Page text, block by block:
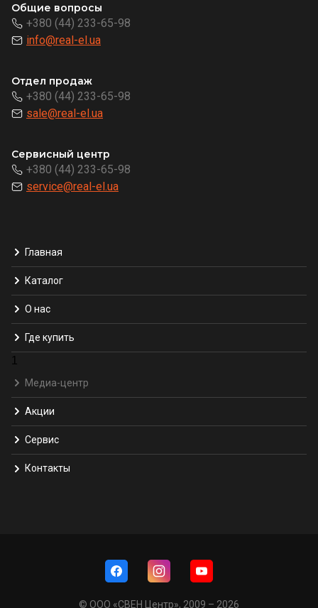
Общие вопросы
+380 (44) 233-65-98
info@real-el.ua
Отдел продаж
+380 (44) 233-65-98
sale@real-el.ua
Сервисный центр
+380 (44) 233-65-98
service@real-el.ua
Главная
Каталог
О нас
Где купить
1
Медиа-центр
Акции
Сервис
Контакты
© ООО «СВЕН Центр», 2009 – 2026